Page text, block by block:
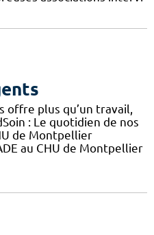
offre plus qu’un travail,
: Le quotidien de nos
de Montpellier
au CHU de Montpellier